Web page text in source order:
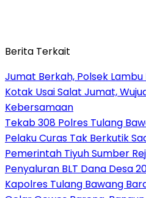
Berita Terkait
Jumat Berkah, Polsek Lambu
Kotak Usai Salat Jumat,
Kebersamaan
Tekab 308 Polres Tulang
Pelaku Curas Tak Berkutik
Pemerintah Tiyuh Sumber
Penyaluran BLT Dana Desa
Kapolres Tulang Bawang